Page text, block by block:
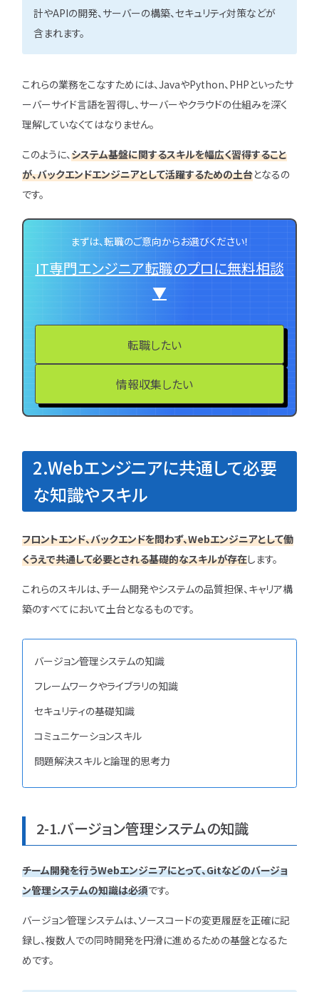
計やAPIの開発、サーバーの構築、セキュリティ対策などが
含まれます。
これらの業務をこなすためには、JavaやPython、PHPといったサ
ーバーサイド言語を習得し、サーバーやクラウドの仕組みを深く
理解していなくてはなりません。
このように、システム基盤に関するスキルを幅広く習得すること
が、バックエンドエンジニアとして活躍するための土台となるの
です。
まずは、転職のご意向からお選びください！
IT専門エンジニア転職のプロに無料相談
▼
転職したい
情報収集したい
2.Webエンジニアに共通して必要
な知識やスキル
フロントエンド、バックエンドを問わず、Webエンジニアとして働
くうえで共通して必要とされる基礎的なスキルが存在します。
これらのスキルは、チーム開発やシステムの品質担保、キャリア構
築のすべてにおいて土台となるものです。
バージョン管理システムの知識
フレームワークやライブラリの知識
セキュリティの基礎知識
コミュニケーションスキル
問題解決スキルと論理的思考力
2-1.バージョン管理システムの知識
チーム開発を行うWebエンジニアにとって、Gitなどのバージョ
ン管理システムの知識は必須です。
バージョン管理システムは、ソースコードの変更履歴を正確に記
録し、複数人での同時開発を円滑に進めるための基盤となるた
めです。